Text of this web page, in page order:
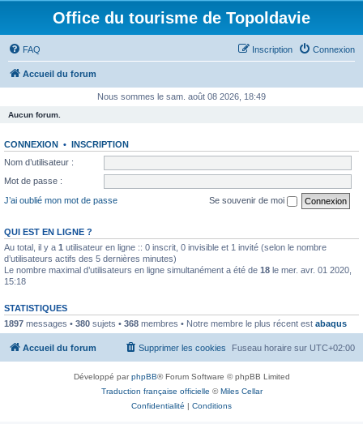
Office du tourisme de Topoldavie
FAQ Connexion
Inscription
Accueil du forum
Nous sommes le sam. août 08 2026, 18:49
Aucun forum.
CONNEXION • INSCRIPTION
Nom d’utilisateur :
Mot de passe :
J’ai oublié mon mot de passe
Se souvenir de moi
QUI EST EN LIGNE ?
Au total, il y a 1 utilisateur en ligne :: 0 inscrit, 0 invisible et 1 invité (selon le nombre
d’utilisateurs actifs des 5 dernières minutes)
Le nombre maximal d’utilisateurs en ligne simultanément a été de 18 le mer. avr. 01 2020,
15:18
STATISTIQUES
1897 messages • 380 sujets • 368 membres • Notre membre le plus récent est abaqus
Accueil du forum Fuseau horaire sur UTC+02:00
Supprimer les cookies
Développé parphpBB® Forum Software © phpBB Limited
Traduction française officielle ©Miles Cellar
Confidentialité | Conditions